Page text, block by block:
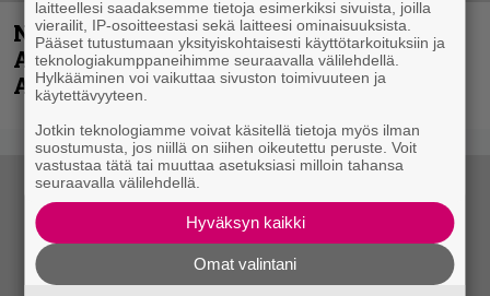
Näin lähtee Ghostin Tobias Forgelta
Accept – menossa mukana myös
Anthrax- ja Korn-miehistöä
laitteellesi saadaksemme tietoja esimerkiksi sivuista, joilla
vierailit, IP-osoitteestasi sekä laitteesi ominaisuuksista.
Pääset tutustumaan yksityiskohtaisesti käyttötarkoituksiin ja
teknologiakumppaneihimme seuraavalla välilehdellä.
Hylkääminen voi vaikuttaa sivuston toimivuuteen ja
käytettävyyteen.
Jotkin teknologiamme voivat käsitellä tietoja myös ilman
suostumusta, jos niillä on siihen oikeutettu peruste. Voit
vastustaa tätä tai muuttaa asetuksiasi milloin tahansa
seuraavalla välilehdellä.
Hyväksyn kaikki
Omat valintani